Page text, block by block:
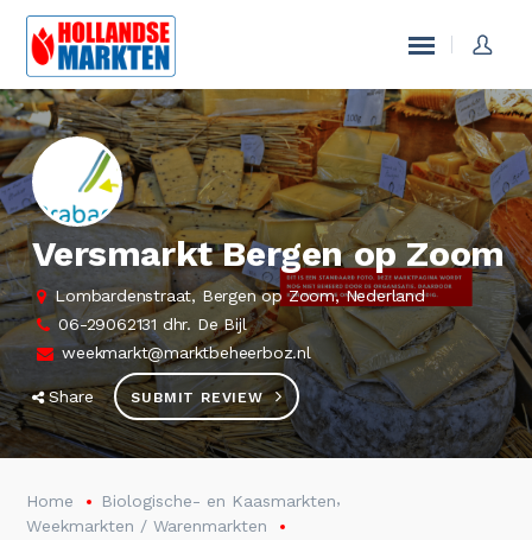
Versmarkt Bergen op Zoom
Lombardenstraat, Bergen op Zoom, Nederland
06-29062131 dhr. De Bijl
weekmarkt@marktbeheerboz.nl
Share SUBMIT REVIEW
Home Biologische- en Kaasmarkten,
Weekmarkten / Warenmarkten